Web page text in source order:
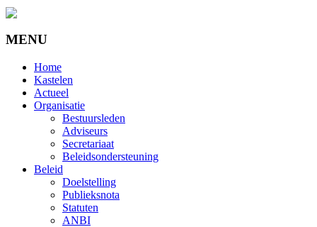
MENU
Home
Kastelen
Actueel
Organisatie
Bestuursleden
Adviseurs
Secretariaat
Beleidsondersteuning
Beleid
Doelstelling
Publieksnota
Statuten
ANBI